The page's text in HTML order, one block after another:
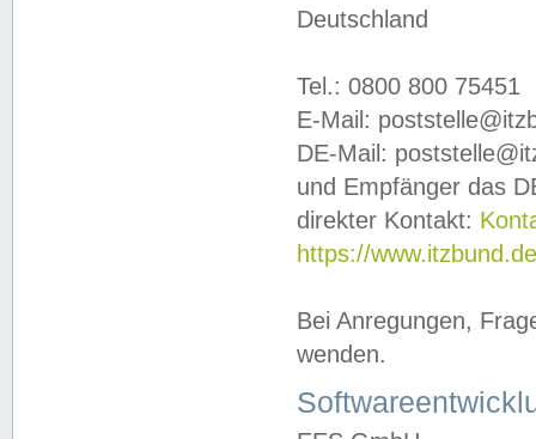
Deutschland
Tel.: 0800 800 75451
E-Mail:
DE-Mail:
und Empfänger das
direkter Kontakt:
https://
Bei Anregungen,
wenden.